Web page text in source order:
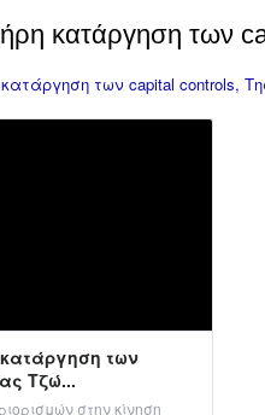
κατάργηση των
των capital controls,
των
Τζώ...
στην κίνηση